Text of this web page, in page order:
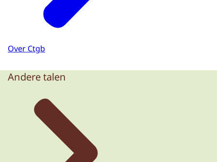
Over Ctgb
Andere talen